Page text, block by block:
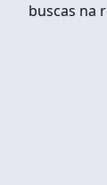
buscas na